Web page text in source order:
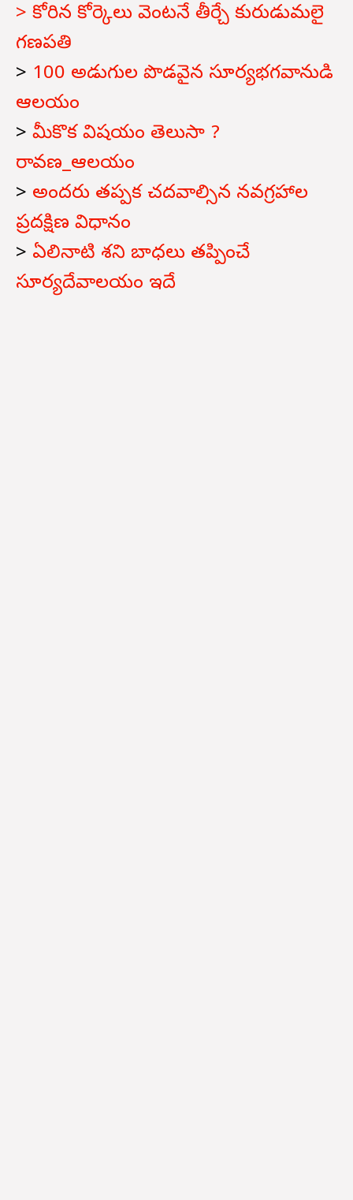
> కోరిన కోర్కెలు వెంటనే తీర్చే కురుడుమలై
గణపతి
> 100 అడుగుల పొడవైన సూర్యభగవానుడి
ఆలయం
> మీకొక విషయం తెలుసా ?
రావణ_ఆలయం
> అందరు తప్పక చదవాల్సిన నవగ్రహాల
ప్రదక్షిణ విధానం
> ఏలినాటి శని బాధలు తప్పించే
సూర్యదేవాలయం ఇదే